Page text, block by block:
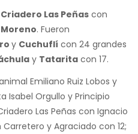
Criadero Las Peñas con
. Fueron
y Cuchuflí con 24 grandes
y Tatarita con 17.
Emiliano Ruiz Lobos y
Isabel Orgullo y Principio
Las Peñas con Ignacio
y Agraciado con 12;